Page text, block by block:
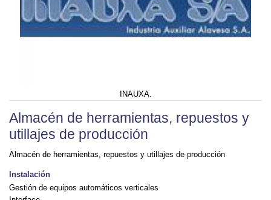
INAUXA.
Almacén de herramientas, repuestos y
utillajes de producción
Almacén de herramientas, repuestos y utillajes de producción
Instalación
Gestión de equipos automáticos verticales